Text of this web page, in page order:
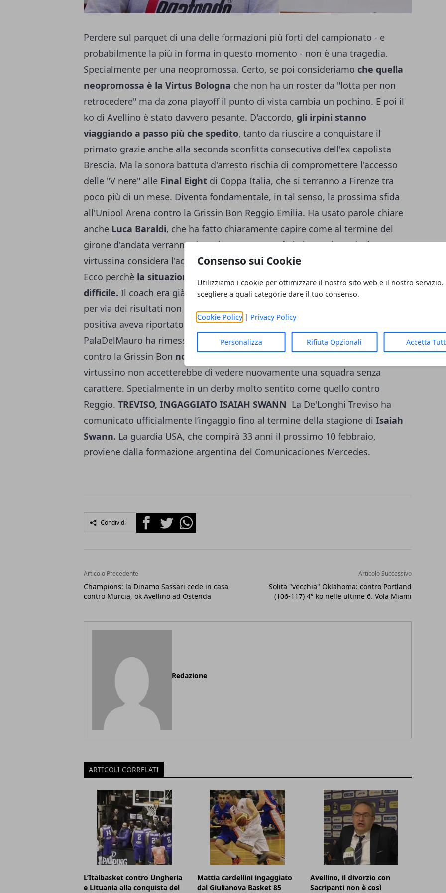
Consenso sui Cookie
Utilizziamo i cookie per ottimizzare il nostro sito web e il nostro servizio.
scegliere a quali categorie dare il tuo consenso.
Cookie Policy| Privacy Policy
Personalizza Rifiuta Opzionali Accetta
Perdere sul parquet di una delle formazioni più forti del campionato - e
probabilmente la più in forma in questo momento - non è una tragedia.
Specialmente per una neopromossa. Certo, se poi consideriamo che quella
neopromossa è la Virtus Bologna che non ha un roster da "lotta per non
retrocedere" ma da zona playoff il punto di vista cambia un pochino. E poi il
ko di Avellino è stato davvero pesante. D'accordo, gli irpini stanno
viaggiando a passo più che spedito, tanto da riuscire a conquistare il
primato grazie anche alla seconda sconfitta consecutiva dell'ex capolista
Brescia. Ma la sonora battuta d'arresto rischia di compromettere l'accesso
delle "V nere" alle Final Eight di Coppa Italia, che si terranno a Firenze tra
poco più di un mese. Diventa fondamentale, in tal senso, la prossima sfida
all'Unipol Arena contro la Grissin Bon Reggio Emilia. Ha usato parole chiare
anche Luca Baraldi, che ha fatto chiaramente capire come al termine del
girone d'andata verranno tirate le somme. Per farla breve, la società
virtussina considera l'accesso alle Final Eight un obiettivo da non fallire.
Ecco perchè la situazione di coach Ramagli è tornata a farsi piuttosto
difficile. Il coach era già stato messo in discussione qualche settimana fa
per via dei risultati non proprio esaltanti. In seguito, qualche prestazione
positiva aveva riportato serenità nell'ambiente, ma la dura batosta del
PalaDelMauro ha rimesso tutto in discussione. Il match di sabato sera
contro la Grissin Bon non può essere fallito, anche perchè il pubblico
virtussino non accetterebbe di vedere nuovamente una squadra senza
carattere. Specialmente in un derby molto sentito come quello contro
Reggio. TREVISO, INGAGGIATO ISAIAH SWANN La De'Longhi Treviso ha
comunicato ufficialmente l’ingaggio fino al termine della stagione di Isaiah
Swann. La guardia USA, che compirà 33 anni il prossimo 10 febbraio,
proviene dalla formazione argentina del Comunicaciones Mercedes.
Condividi FacebookTwitterWhatsapp
Articolo Precedente
Champions: la Dinamo Sassari cede in casa
contro Murcia, ok Avellino ad Ostenda
Articolo Successivo
Solita "vecchia" Oklahoma: contro Portland
(106-117) 4° ko nelle ultime 6. Vola Miami
Redazione
ARTICOLI CORRELATI
L’Italbasket contro Ungheria
e Lituania alla conquista del
Mattia cardellini ingaggiato
dal Giulianova Basket 85
Avellino, il divorzio con
Sacripanti non è così